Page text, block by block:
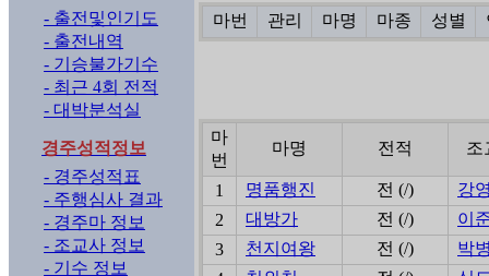
- 출전및인기도
- 출전내역
- 기승불가기수
- 최근 4회 전적
- 대박분석실
경주성적정보
- 경주성적표
- 주행심사 결과
- 경주마 정보
- 조교사 정보
- 기수 정보
마번 관리 마명 마종 성별
마
번
마명 전적 조
1 명품행진 전 (/)
강
2
대방가 전 (/)
이
3
천지여왕 전 (/)
박